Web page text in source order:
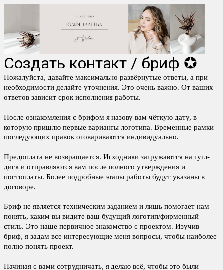
Создать контакт / бриф ✪
Пожалуйста, давайте максимально развёрнутые ответы, а при
необходимости делайте уточнения. Это очень важно. От ваших
ответов зависит срок исполнения работы.
После ознакомления с брифом я назову вам чёткую дату, в
которую пришлю первые варианты логотипа. Временные рамки
последующих правок оговариваются индивидуально.
Предоплата не возвращается. Исходники загружаются на гугл-
диск и отправляются вам после полного утверждения и
постоплаты. Более подробные этапы работы будут указаны в
договоре.
Бриф не является техническим заданием и лишь помогает нам
понять, каким вы видите ваш будущий логотип/фирменный
стиль. Это наше первичное знакомство с проектом. Изучив
бриф, я задам все интересующие меня вопросы, чтобы наиболее
полно понять проект.
Начиная с вами сотрудничать, я делаю всё, чтобы это были